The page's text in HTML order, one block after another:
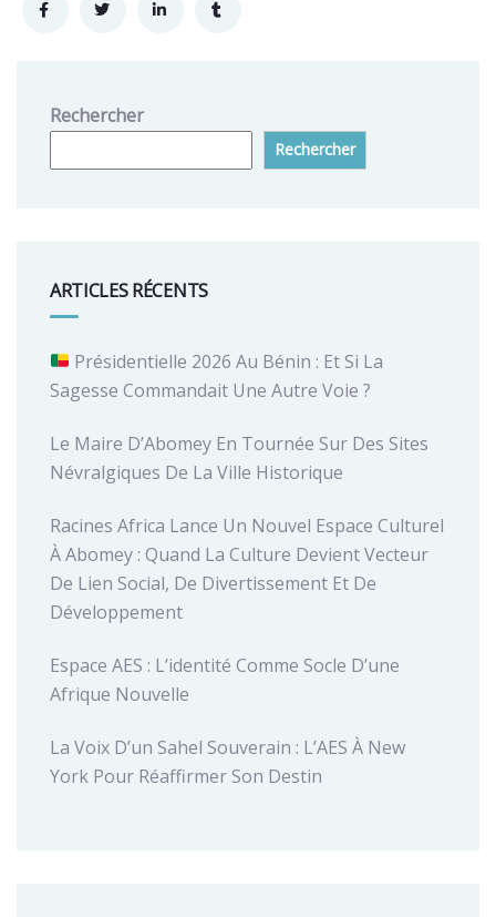
Rechercher
Rechercher
ARTICLES RÉCENTS
Présidentielle 2026 Au Bénin : Et Si La
Sagesse Commandait Une Autre Voie ?
Le Maire D’Abomey En Tournée Sur Des Sites
Névralgiques De La Ville Historique
Racines Africa Lance Un Nouvel Espace Culturel
À Abomey : Quand La Culture Devient Vecteur
De Lien Social, De Divertissement Et De
Développement
Espace AES : L’identité Comme Socle D’une
Afrique Nouvelle
La Voix D’un Sahel Souverain : L’AES À New
York Pour Réaffirmer Son Destin